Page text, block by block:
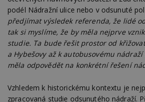
podél Nádražní ulice nebo v odsunuté
předjímat výsledek referenda, že lidé
tak si myslíme, že by měla nejprve
studie. Ta bude řešit prostor od
a Hybešovy až k autobusovému
měla odpovědět na konkrétní řešení
Vzhledem k historickému kontextu je
zpracovaná studie odsunutého nádraží.